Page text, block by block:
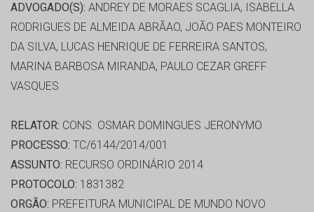
ADVOGADO(S): ANDREY DE MORAES SCAGLIA, ISABELLA
RODRIGUES DE ALMEIDA ABRÃAO, JOÃO PAES MONTEIRO
DA SILVA, LUCAS HENRIQUE DE FERREIRA SANTOS,
MARINA BARBOSA MIRANDA, PAULO CEZAR GREFF
VASQUES
RELATOR: CONS. OSMAR DOMINGUES JERONYMO
PROCESSO: TC/6144/2014/001
ASSUNTO: RECURSO ORDINÁRIO 2014
PROTOCOLO: 1831382
ORGÃO: PREFEITURA MUNICIPAL DE MUNDO NOVO